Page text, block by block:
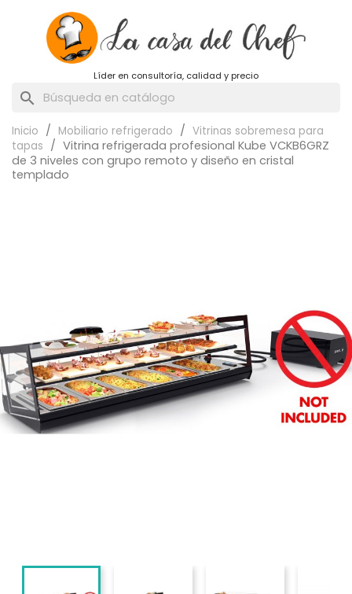
Líder en consultoría, calidad y precio
search
Inicio Mobiliario refrigerado
Vitrinas sobremesa para
tapas
Vitrina refrigerada profesional Kube VCKB6GRZ
de 3 niveles con grupo remoto y diseño en cristal
templado